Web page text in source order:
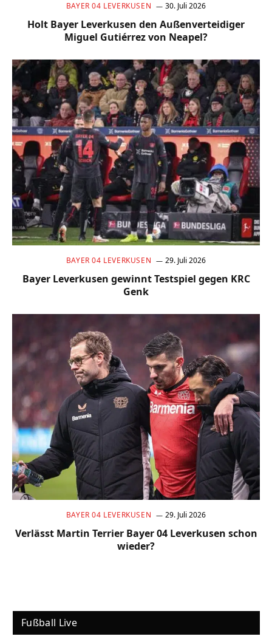
BAYER 04 LEVERKUSEN 30. Juli 2026
Holt Bayer Leverkusen den Außenverteidiger
Miguel Gutiérrez von Neapel?
BAYER 04 LEVERKUSEN 29. Juli 2026
Bayer Leverkusen gewinnt Testspiel gegen KRC
Genk
BAYER 04 LEVERKUSEN 29. Juli 2026
Verlässt Martin Terrier Bayer 04 Leverkusen schon
wieder?
Fußball Live